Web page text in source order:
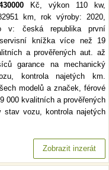
Kč, výkon 110 kw,
km, rok výroby: 2020,
v: česká republika první
knížka více než 19
a prověřených aut. až
garance na mechanický
kontrola najetých km.
modelů a značek, férové
000 kvalitních a prověřených
vozu, kontrola najetých
Zobrazit inzerát